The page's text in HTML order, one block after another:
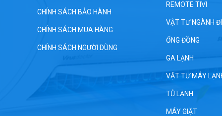
CHÍNH SÁCH BẢO HÀNH
CHÍNH SÁCH MUA HÀNG
CHÍNH SÁCH NGƯỜI DÙNG
REMOTE TIVI
VẬT TƯ NGÀNH
ỐNG ĐỒNG
GA LẠNH
VẬT TƯ MÁY
TỦ LẠNH
MÁY GIẶT